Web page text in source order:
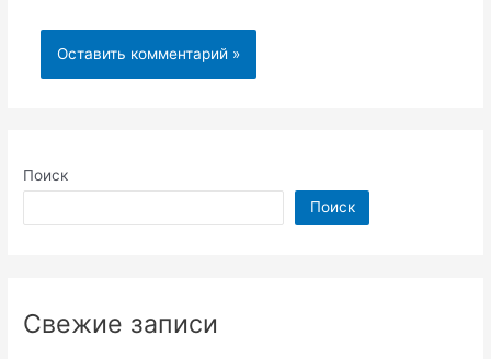
Поиск
Поиск
Свежие записи